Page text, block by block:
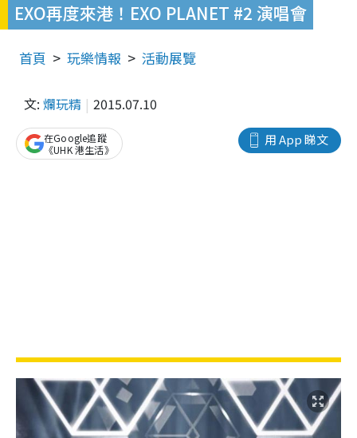
EXO再度來港！EXO PLANET #2 演唱會
首頁 玩樂情報 活動展覽
文: 爛玩精 2015.07.10
用 App 睇文
在Google追蹤
《UHK 港生活》